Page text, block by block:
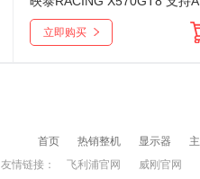
立即购买
首页 热销整机 显示器
友情链接：
飞利浦官网 威刚官网